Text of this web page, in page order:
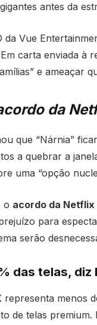
antes da
da Vue
carta enviada à
e ameaçar
da
que “Nárnia”
a quebrar a
uma “opção
o acordo da Netflix
para
serão
das telas, diz
menos
de telas